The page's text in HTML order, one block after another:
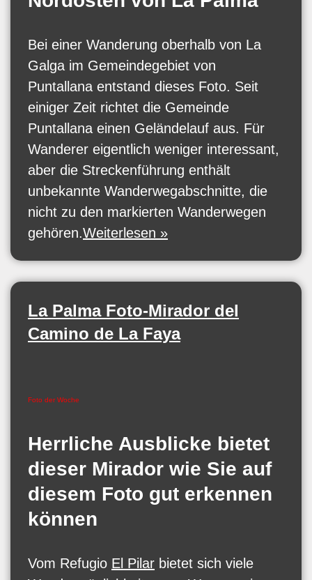
Bei einer Wanderung oberhalb von La
Galga im Gemeindegebiet von
Puntallana entstand dieses Foto. Seit
einiger Zeit richtet die Gemeinde
Puntallana einen Geländelauf aus. Für
Wanderer eigentlich weniger interessant,
aber die Streckenführung enthält
unbekannte Wanderwegabschnitte, die
nicht zu den markierten Wanderwegen
gehören.Weiterlesen »
La Palma Foto-Mirador del
Camino de La Faya
Foto der Woche
Herrliche Ausblicke bietet
dieser Mirador wie Sie auf
diesem Foto gut erkennen
können
Vom Refugio El Pilar bietet sich viele